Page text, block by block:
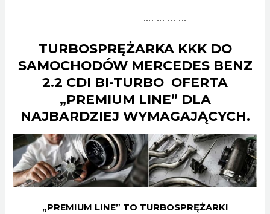
……………………..
TURBOSPRĘŻARKA KKK DO
SAMOCHODÓW MERCEDES BENZ
2.2 CDI BI-TURBO OFERTA
„PREMIUM LINE” DLA
NAJBARDZIEJ WYMAGAJĄCYCH.
„PREMIUM LINE” TO TURBOSPRĘŻARKI